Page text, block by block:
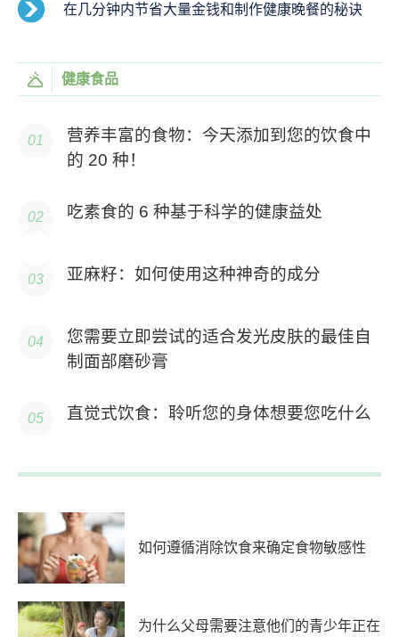
在几分钟内节省大量金钱和制作健康晚餐的秘诀
健康食品
营养丰富的食物：今天添加到您的饮食中
的 20 种！
吃素食的 6 种基于科学的健康益处
亚麻籽：如何使用这种神奇的成分
您需要立即尝试的适合发光皮肤的最佳自
制面部磨砂膏
直觉式饮食：聆听您的身体想要您吃什么
如何遵循消除饮食来确定食物敏感性
为什么父母需要注意他们的青少年正在